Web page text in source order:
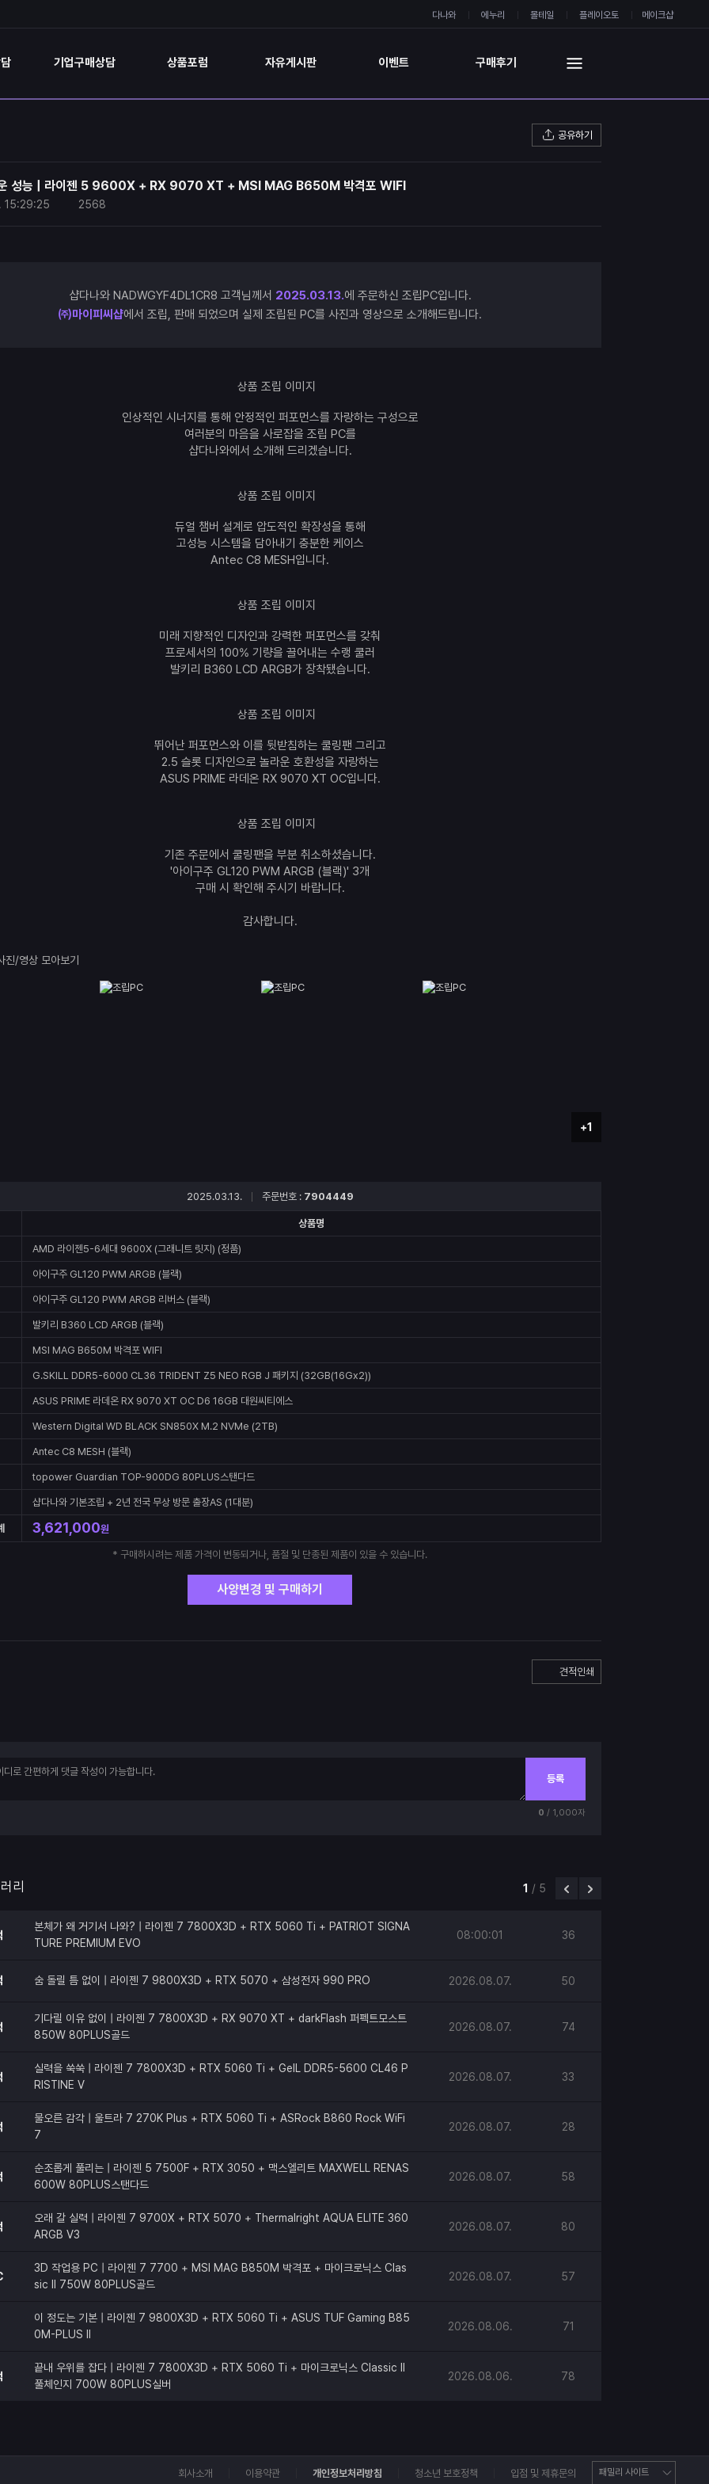
다나와 에누리 몰테일 플레이오토 메이크샵
기업구매상담 상품포럼 자유게시판 이벤트 구매후기
공유하기
운 성능 | 라이젠 5 9600X + RX 9070 XT + MSI MAG B650M 박격포 WIFI
15:29:25 2568
샵다나와 NADWGYF4DL1CR8 고객님께서 2025.03.13.에 주문하신 조립PC입니다.
㈜마이피씨샵에서 조립, 판매 되었으며 실제 조립된 PC를 사진과 영상으로 소개해드립니다.
인상적인 시너지를 통해 안정적인 퍼포먼스를 자랑하는 구성으로
여러분의 마음을 사로잡을 조립 PC를
샵다나와에서 소개해 드리겠습니다.
듀얼 챔버 설계로 압도적인 확장성을 통해
고성능 시스템을 담아내기 충분한 케이스
Antec C8 MESH입니다.
미래 지향적인 디자인과 강력한 퍼포먼스를 갖춰
프로세서의 100% 기량을 끌어내는 수랭 쿨러
발키리 B360 LCD ARGB가 장착됐습니다.
뛰어난 퍼포먼스와 이를 뒷받침하는 쿨링팬 그리고
2.5 슬롯 디자인으로 놀라운 호환성을 자랑하는
ASUS PRIME 라데온 RX 9070 XT OC입니다.
기존 주문에서 쿨링팬을 부분 취소하셨습니다.
'아이구주 GL120 PWM ARGB (블랙)' 3개
구매 시 확인해 주시기 바랍니다.
감사합니다.
진/영상 모아보기
+1
2025.03.13. 주문번호 : 7904449
상품명
AMD 라이젠5-6세대 9600X (그래니트 릿지) (정품)
아이구주 GL120 PWM ARGB (블랙)
아이구주 GL120 PWM ARGB 리버스 (블랙)
발키리 B360 LCD ARGB (블랙)
MSI MAG B650M 박격포 WIFI
G.SKILL DDR5-6000 CL36 TRIDENT Z5 NEO RGB J 패키지 (32GB(16Gx2))
ASUS PRIME 라데온 RX 9070 XT OC D6 16GB 대원씨티에스
Western Digital WD BLACK SN850X M.2 NVMe (2TB)
Antec C8 MESH (블랙)
topower Guardian TOP-900DG 80PLUS스탠다드
샵다나와 기본조립 + 2년 전국 무상 방문 출장AS (1대분)
3,621,000원
* 구매하시려는 제품 가격이 변동되거나, 품절 및 단종된 제품이 있을 수 있습니다.
사양변경 및 구매하기
견적인쇄
등록
0 / 1,000자
리 1 / 5
본체가 왜 거기서 나와? | 라이젠 7 7800X3D + RTX 5060 Ti + PATRIOT SIGNA
TURE PREMIUM EVO
08:00:01 36
숨 돌릴 틈 없이 | 라이젠 7 9800X3D + RTX 5070 + 삼성전자 990 PRO 2026.08.07. 50
기다릴 이유 없이 | 라이젠 7 7800X3D + RX 9070 XT + darkFlash 퍼펙트모스트
850W 80PLUS골드
2026.08.07. 74
실력을 쑥쑥 | 라이젠 7 7800X3D + RTX 5060 Ti + GeIL DDR5-5600 CL46 P
RISTINE V
2026.08.07. 33
물오른 감각 | 울트라 7 270K Plus + RTX 5060 Ti + ASRock B860 Rock WiFi
7
2026.08.07. 28
순조롭게 풀리는 | 라이젠 5 7500F + RTX 3050 + 맥스엘리트 MAXWELL RENAS
600W 80PLUS스탠다드
2026.08.07. 58
오래 갈 실력 | 라이젠 7 9700X + RTX 5070 + Thermalright AQUA ELITE 360
ARGB V3
2026.08.07. 80
3D 작업용 PC | 라이젠 7 7700 + MSI MAG B850M 박격포 + 마이크로닉스 Clas
sic II 750W 80PLUS골드
2026.08.07. 57
이 정도는 기본 | 라이젠 7 9800X3D + RTX 5060 Ti + ASUS TUF Gaming B85
0M-PLUS II
2026.08.06. 71
끝내 우위를 잡다 | 라이젠 7 7800X3D + RTX 5060 Ti + 마이크로닉스 Classic II
풀체인지 700W 80PLUS실버
2026.08.06. 78
회사소개 이용약관 개인정보처리방침 청소년 보호정책 입점 및 제휴문의